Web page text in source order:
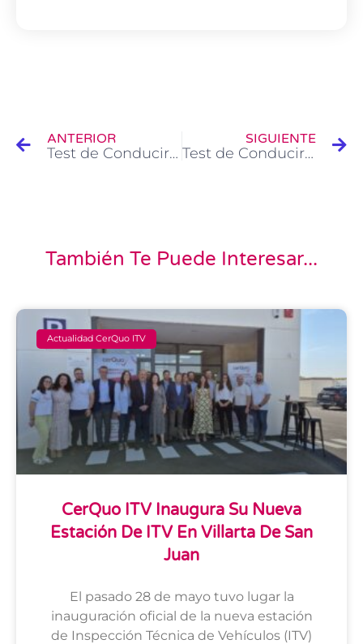
ANTERIOR
Test de Conducir DGT: Frenos mojados
SIGUIENTE
Test de Conducir DGT: Luz antiniebla trasera
También Te Puede Interesar...
Actualidad CerQuo ITV
CerQuo ITV Inaugura Su Nueva
Estación De ITV En Villarta De San
Juan
El pasado 28 de mayo tuvo lugar la
inauguración oficial de la nueva estación
de Inspección Técnica de Vehículos (ITV)